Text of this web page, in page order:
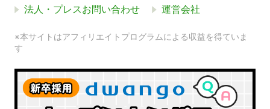
法人・プレスお問い合わせ 運営会社
※本サイトはアフィリエイトプログラムによる収益を得ていま
す